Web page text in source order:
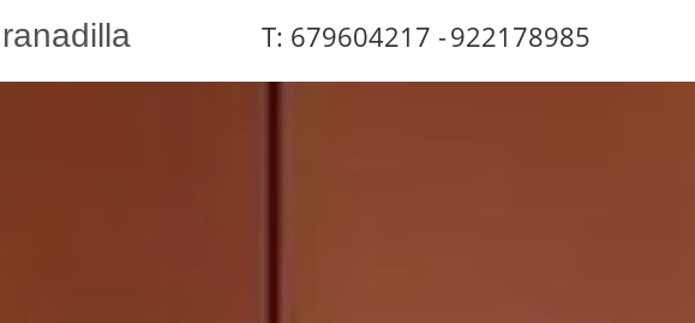
T: 679604217 -922178985